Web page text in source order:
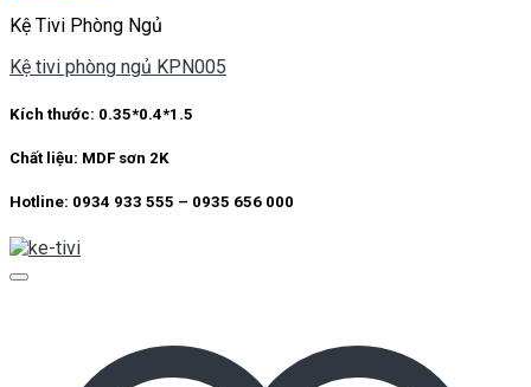
Kệ Tivi Phòng Ngủ
Kệ tivi phòng ngủ KPN005
Kích thước: 0.35*0.4*1.5
Chất liệu: MDF sơn 2K
Hotline: 0934 933 555 – 0935 656 000